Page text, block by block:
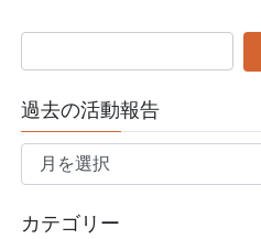
過去の活動報告
過
活
カテゴリー